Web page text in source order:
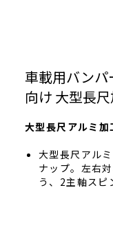
車載用バンパ
向け 大型長
大型長尺アルミ加
大型長尺アル
ナップ。左右
う、2主軸スピ